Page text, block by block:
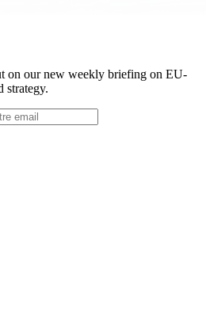
on our new weekly briefing on EU-
strategy.